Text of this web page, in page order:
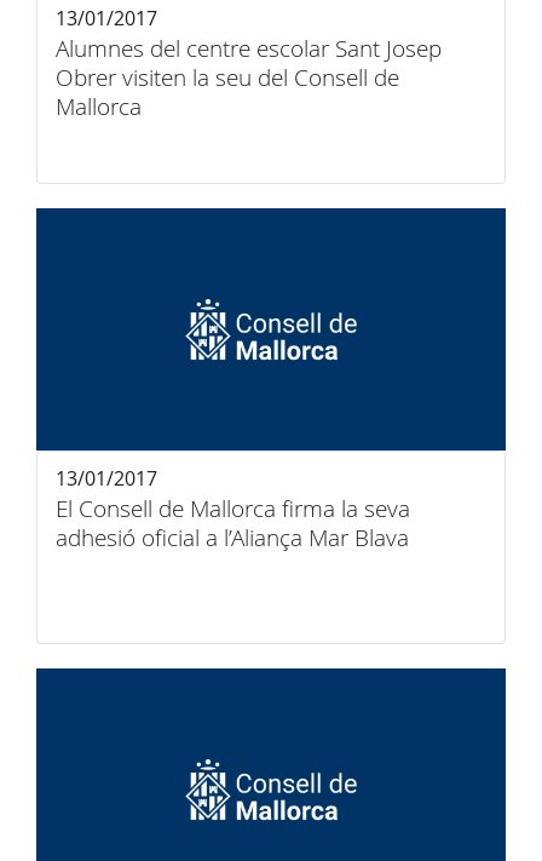
Alumnes del centre escolar Sant Josep
Obrer visiten la seu del Consell de
Mallorca
13/01/2017
El Consell de Mallorca firma la seva
adhesió oficial a l’Aliança Mar Blava
13/01/2017